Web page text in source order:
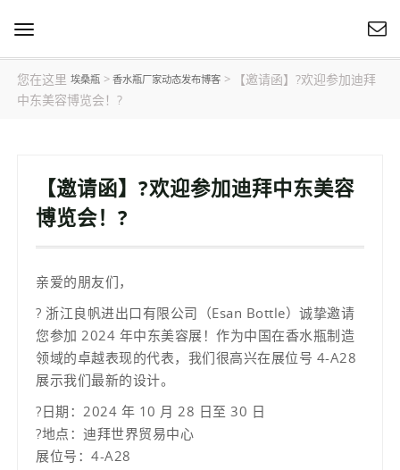
切
换
导
航
您在这里埃桑瓶 >香水瓶厂家动态发布博客 >
【邀请函】?欢迎参加迪拜
中东美容博览会！?
【邀请函】?欢迎参加迪拜中东美容
博览会！?
亲爱的朋友们，
? 浙江良帆进出口有限公司（Esan Bottle）诚挚邀请
您参加 2024 年中东美容展！作为中国在香水瓶制造
领域的卓越表现的代表，我们很高兴在展位号 4-A28
展示我们最新的设计。
?日期：2024 年 10 月 28 日至 30 日
?地点：迪拜世界贸易中心
展位号：4-A28